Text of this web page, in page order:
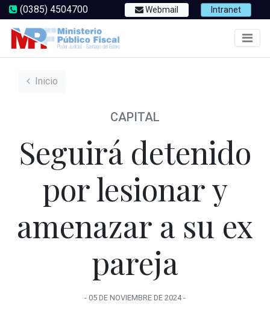
(0385) 4504700 Webmail Intranet
Inicio
CAPITAL
Seguirá detenido
por lesionar y
amenazar a su ex
pareja
- 05 DE NOVIEMBRE DE 2024-